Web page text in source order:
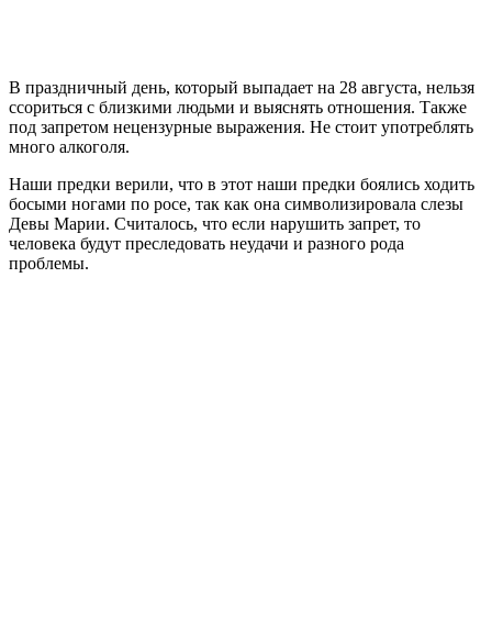
В праздничный день, который выпадает на 28 августа, нельзя
ссориться с близкими людьми и выяснять отношения. Также
под запретом нецензурные выражения. Не стоит употреблять
много алкоголя.
Наши предки верили, что в этот наши предки боялись ходить
босыми ногами по росе, так как она символизировала слезы
Девы Марии. Считалось, что если нарушить запрет, то
человека будут преследовать неудачи и разного рода
проблемы.